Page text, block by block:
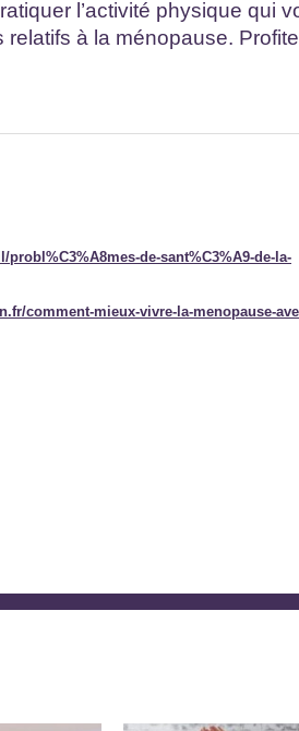
l’activité physique qui
à la ménopause.
de-sant%C3%A9-de-la-
comment-mieux-vivre-la-menopause-